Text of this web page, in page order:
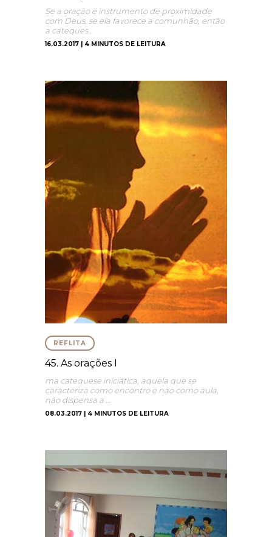
Se a oração é instrumento de proximidade
com Deus, se ela favorece a comunhão, então
a cateques…
16.03.2017 | 4 MINUTOS DE LEITURA
REFLITA
45. As orações I
ma catequese iniciática, aquela que se
caracteriza como encontro e não como aula,
não dispensa a …
08.03.2017 | 4 MINUTOS DE LEITURA